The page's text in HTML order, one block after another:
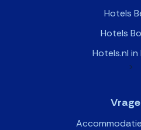
Hotels
Hotels
Hotels.nl in
>